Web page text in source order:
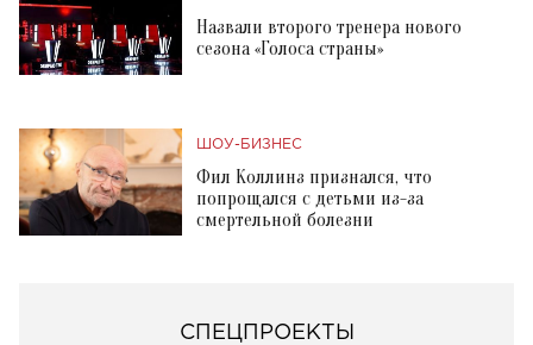
Назвали второго тренера нового
сезона «Голоса страны»
ШОУ-БИЗНЕС
Фил Коллинз признался, что
попрощался с детьми из-за
смертельной болезни
СПЕЦПРОЕКТЫ